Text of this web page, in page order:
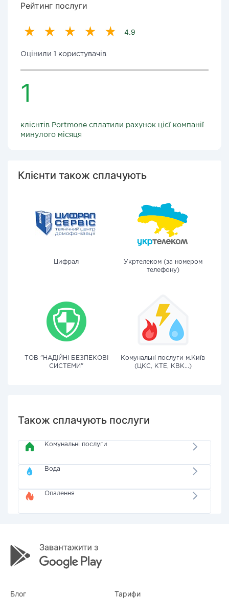
Рейтинг послуги
4.9
Оцінили 1 користувачів
1
клієнтів Portmone сплатили рахунок цієї компанії
минулого місяця
Клієнти також сплачують
Цифрал
Укртелеком (за номером
телефону)
ТОВ "НАДІЙНІ БЕЗПЕКОВІ
СИСТЕМИ"
Комунальні послуги м.Київ
(ЦКС, КТЕ, КВК...)
Також сплачують послуги
Комунальні послуги
Вода
Опалення
Блог Тарифи